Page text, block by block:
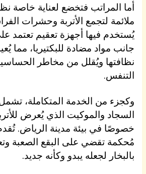
أما المراتب فتخضع لعناية خاصة
ملائمة لتجمع الأتربة وحشرات
يُستخدم فيها أجهزة تعقيم تعتمد
جانب مواد مضادة للبكتيريا، مما
نظافتها ويُقلل من مخاطر
التنفس.
وكجزء من الخدمة المتكاملة،
السجاد والموكيت الذي يُعرض
خصوصًا في بيئة مدينة الرياض.
مُحكمة تقضي على البقع الصعبة
بالبخار لجعله يبدو وكأنه جديد.